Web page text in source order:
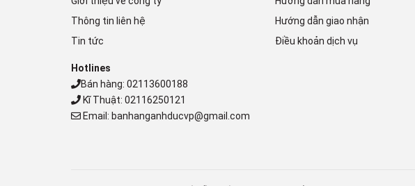
Thông tin liên hệ
Tin tức
Hotlines
Bán hàng: 02113600188
Kĩ Thuật: 02116250121
Email: banhanganhducvp@gmail.com
Hướng dẫn giao nhận
Điều khoản dịch vụ